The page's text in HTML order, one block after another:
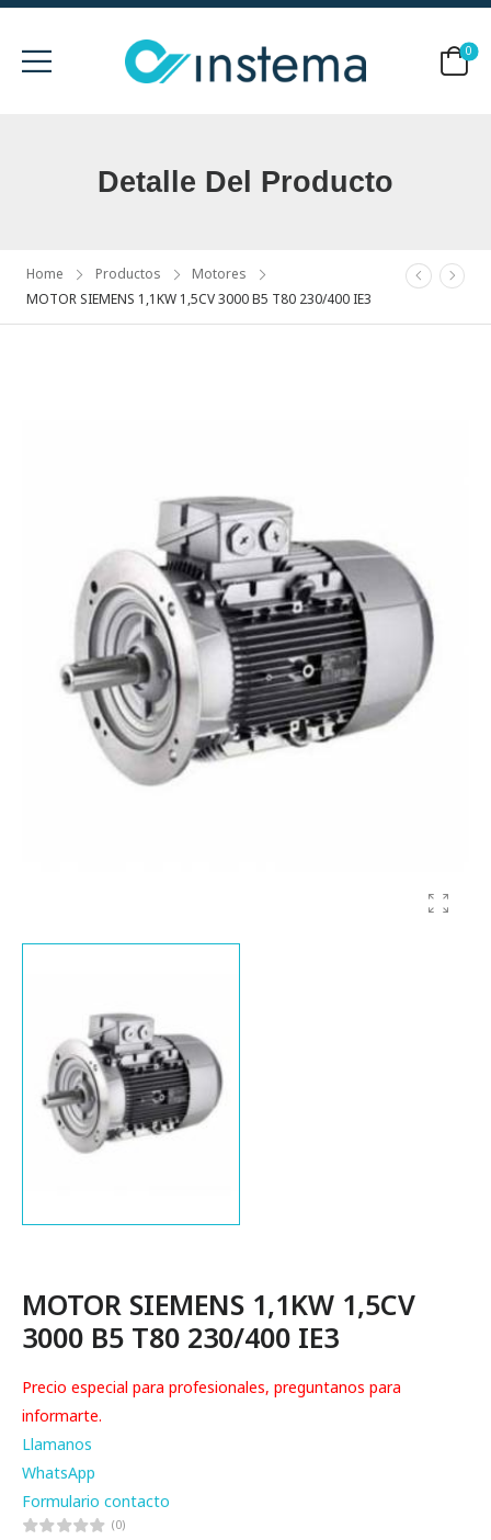
0
Detalle Del Producto
Home Productos
Motores
MOTOR SIEMENS 1,1KW 1,5CV 3000 B5 T80 230/400 IE3
MOTOR SIEMENS 1,1KW 1,5CV
3000 B5 T80 230/400 IE3
Precio especial para profesionales, preguntanos para
informarte.
Llamanos
WhatsApp
Formulario contacto
(0)